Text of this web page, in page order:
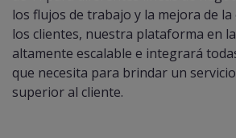
los flujos de trabajo y la mejora de la
los clientes, nuestra plataforma en
altamente escalable e integrará
que necesita para brindar un
superior al cliente.